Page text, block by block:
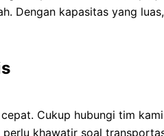
Dengan kapasitas yang
Cukup hubungi tim
khawatir soal